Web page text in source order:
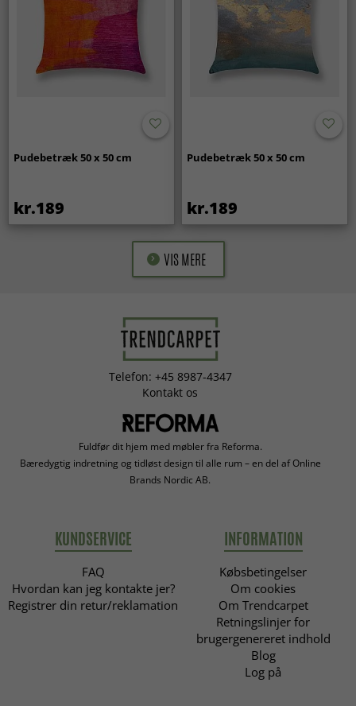
Pudebetræk 50 x 50 cm
kr.189
Pudebetræk 50 x 50 cm
kr.189
VIS MERE
Telefon: +45 8987-4347
Kontakt os
Fuldfør dit hjem med møbler fra Reforma.
Bæredygtig indretning og tidløst design til alle rum – en del af Online
Brands Nordic AB.
KUNDSERVICE
FAQ
Hvordan kan jeg kontakte jer?
Registrer din retur/reklamation
INFORMATION
Købsbetingelser
Om cookies
Om Trendcarpet
Retningslinjer for
brugergenereret indhold
Blog
Log på